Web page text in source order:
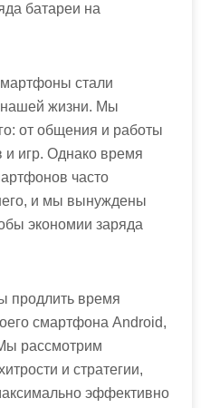
батареи на
стали
жизни. Мы
от общения и работы
игр. Однако время
часто
и мы вынуждены
экономии заряда
продлить время
смартфона Android,
рассмотрим
и стратегии,
эффективно